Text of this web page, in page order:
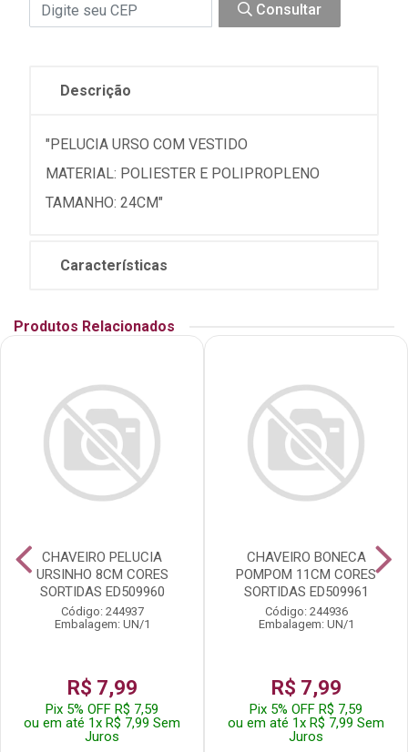
Consultar
Descrição
"PELUCIA URSO COM VESTIDO
MATERIAL: POLIESTER E POLIPROPLENO
TAMANHO: 24CM"
Características
Produtos Relacionados
CHAVEIRO PELUCIA
URSINHO 8CM CORES
SORTIDAS ED509960
Código: 244937
Embalagem: UN/1
R$ 7,99
Pix 5% OFF R$ 7,59
ou em até 1x R$ 7,99 Sem
Juros
CHAVEIRO BONECA
POMPOM 11CM CORES
SORTIDAS ED509961
Código: 244936
Embalagem: UN/1
R$ 7,99
Pix 5% OFF R$ 7,59
ou em até 1x R$ 7,99 Sem
Juros